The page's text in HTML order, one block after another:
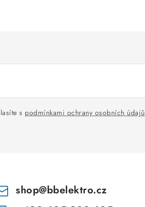
s podmínkami ochrany osobních údajů
shop@bbelektro.cz